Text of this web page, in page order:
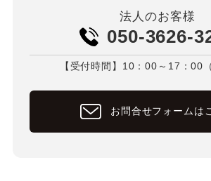
法人のお客様
050-3626-
【受付時間】10：00～17：00
お問合せフォームは